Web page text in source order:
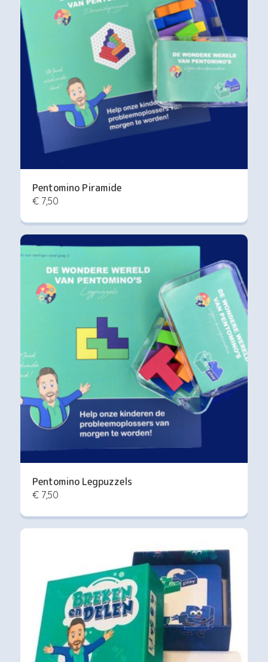
Pentomino Piramide
€ 7,50
Pentomino Legpuzzels
€ 7,50